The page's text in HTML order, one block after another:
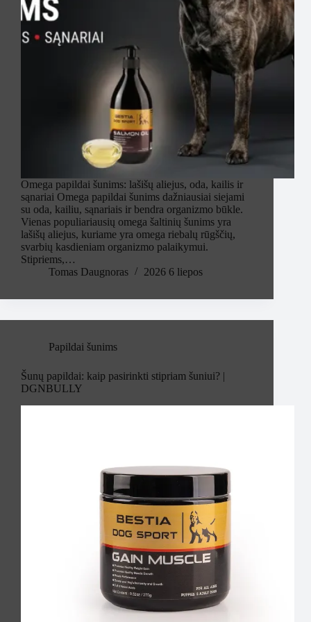
Omega papildai šunims: lašišų aliejus, oda, kailis ir
sąnariai Omega papildai šunims dažniausiai siejami
su oda, kailiu, sąnariais ir bendra organizmo būkle.
Vienas populiariausių omega šaltinių šunims yra
lašišų aliejus, kuriame yra omega riebalų rūgščių,
svarbių kasdieniam organizmo palaikymui.
Stipriems,…
Tomas Daugnoras
2026 6 liepos
Papildai šunims
Šunų papildai: kaip pasirinkti stipriam šuniui? |
DGNBULLY